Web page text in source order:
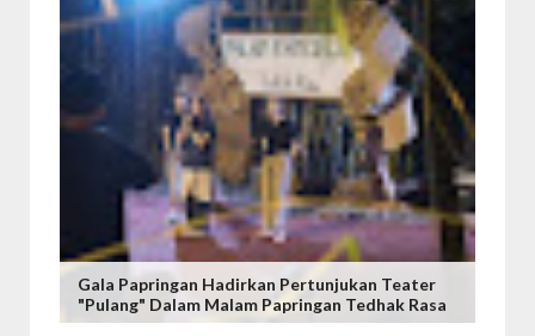
Gala Papringan Hadirkan Pertunjukan Teater
"Pulang" Dalam Malam Papringan Tedhak Rasa